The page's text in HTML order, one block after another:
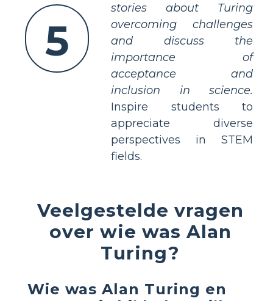
5
stories about Turing
overcoming challenges
and discuss the
importance of
acceptance and
inclusion in science.
Inspire students to
appreciate diverse
perspectives in STEM
fields.
Veelgestelde vragen
over wie was Alan
Turing?
Wie was Alan Turing en